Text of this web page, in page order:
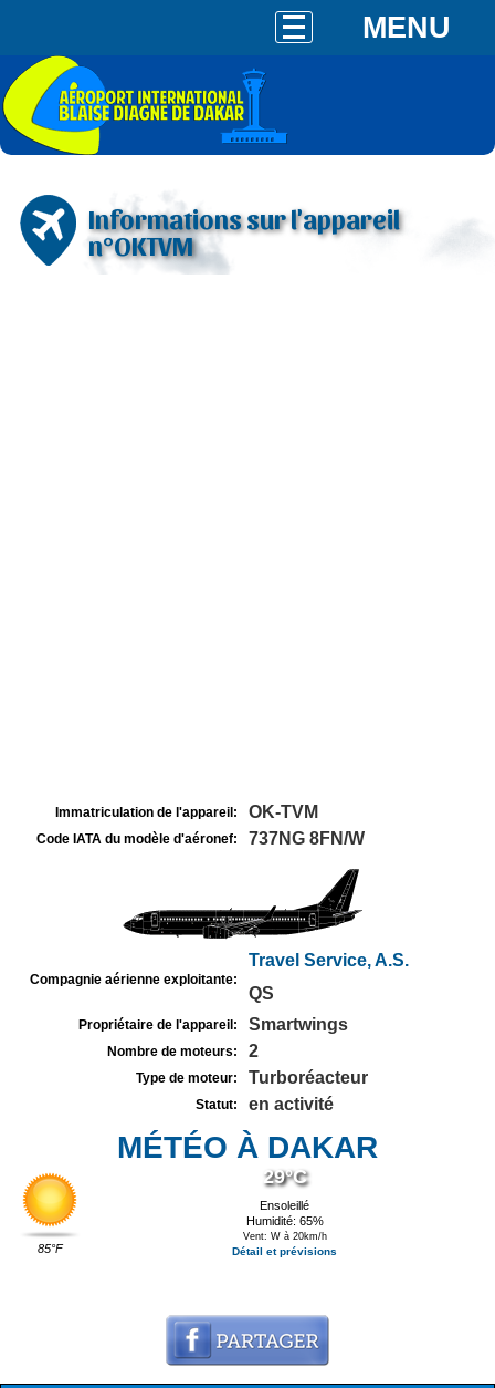
MENU
Informations sur l'appareil
n°OKTVM
Immatriculation de l'appareil: OK-TVM
Code IATA du modèle d'aéronef: 737NG 8FN/W
Compagnie aérienne exploitante:
Travel Service, A.S.
QS
Propriétaire de l'appareil: Smartwings
Nombre de moteurs: 2
Type de moteur: Turboréacteur
Statut: en activité
MÉTÉO À DAKAR
85°F
29°C
Ensoleillé
Humidité: 65%
Vent: W à 20km/h
Détail et prévisions